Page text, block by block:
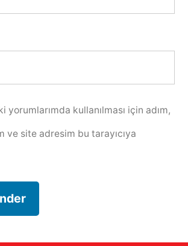
yorumlarımda kullanılması için adım,
ve site adresim bu tarayıcıya